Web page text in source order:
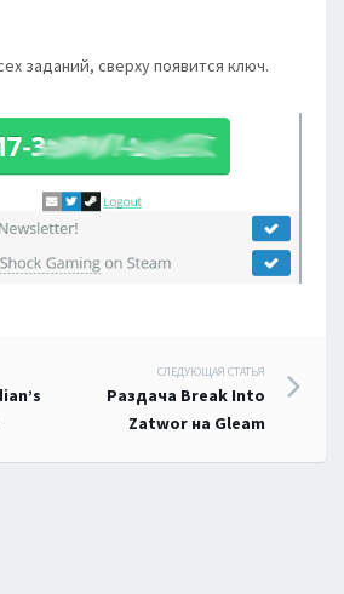
заданий, сверху появится ключ.
СЛЕДУЮЩАЯ СТАТЬЯ
Раздача Break Into
Zatwor на Gleam